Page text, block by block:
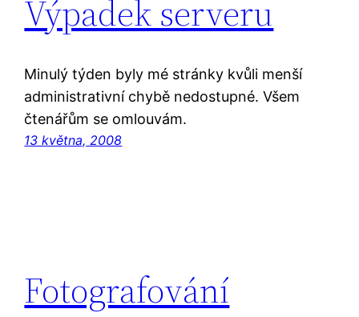
Výpadek serveru
Minulý týden byly mé stránky kvůli menší
administrativní chybě nedostupné. Všem
čtenářům se omlouvám.
13 května, 2008
Fotografování